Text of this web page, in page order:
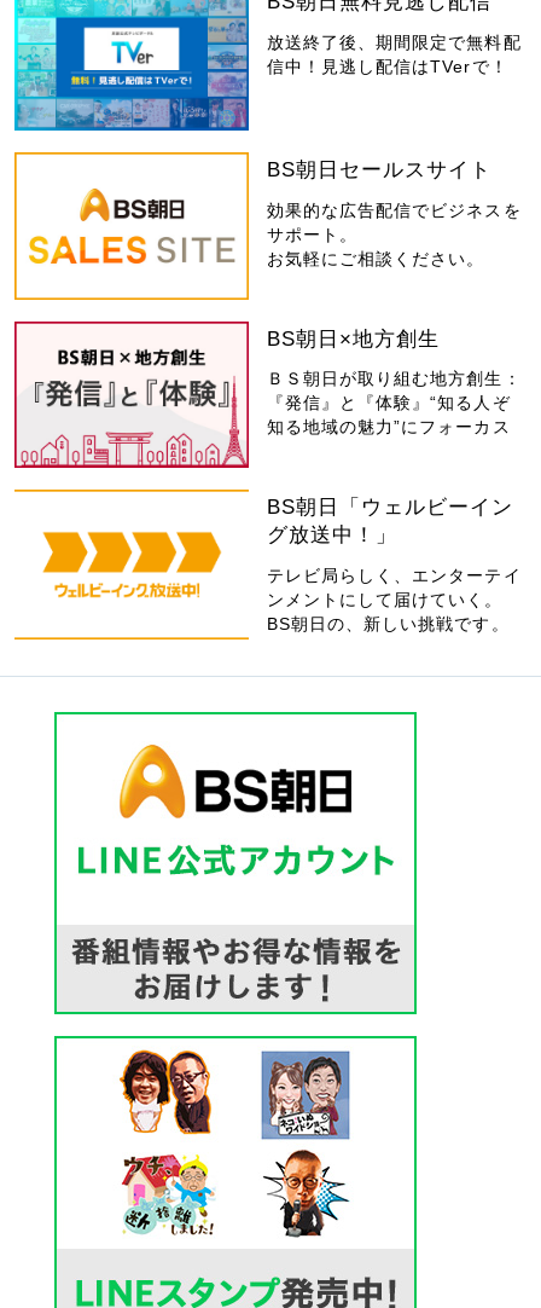
放送終了後、期間限定で無料配
信中！見逃し配信はTVerで！
BS朝日セールスサイト
効果的な広告配信でビジネスを
サポート。
お気軽にご相談ください。
BS朝日×地方創生
ＢＳ朝日が取り組む地方創生：
『発信』と『体験』“知る人ぞ
知る地域の魅力”にフォーカス
BS朝日「ウェルビーイン
グ放送中！」
テレビ局らしく、エンターテイ
ンメントにして届けていく。
BS朝日の、新しい挑戦です。